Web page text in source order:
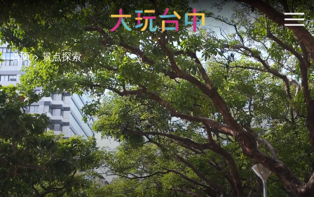
跳
到
主
要
内
容
区
块
开
首页 景点探索